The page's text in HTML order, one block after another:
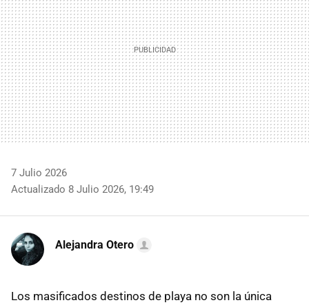
7 Julio 2026
Actualizado 8 Julio 2026, 19:49
Alejandra Otero
Los masificados destinos de playa no son la única